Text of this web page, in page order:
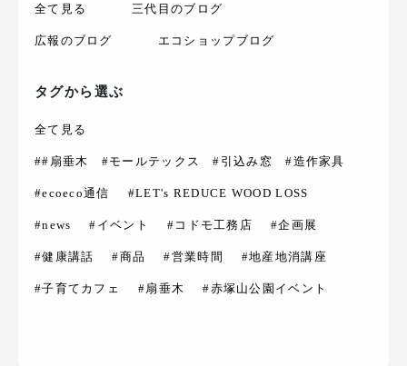
全て見る 三代目のブログ
広報のブログ エコショップブログ
タグから選ぶ
全て見る
##扇垂木 #モールテックス #引込み窓 #造作家具
#ecoeco通信 #LET's REDUCE WOOD LOSS
#news #イベント #コドモ工務店 #企画展
#健康講話 #商品 #営業時間 #地産地消講座
#子育てカフェ #扇垂木 #赤塚山公園イベント